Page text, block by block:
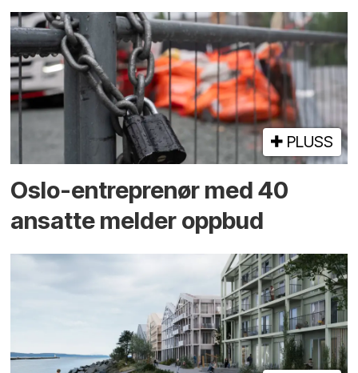
PLUSS
Oslo-entreprenør med 40
ansatte melder oppbud